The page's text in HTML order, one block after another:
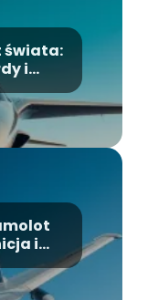
świata:
i
i